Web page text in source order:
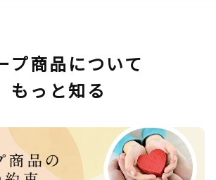
プ商品について
もっと知る